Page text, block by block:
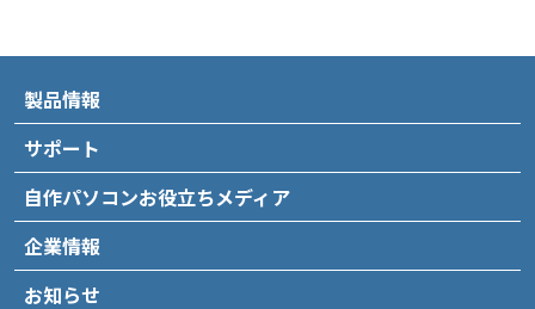
製品情報
サポート
自作パソコンお役立ちメディア
企業情報
お知らせ